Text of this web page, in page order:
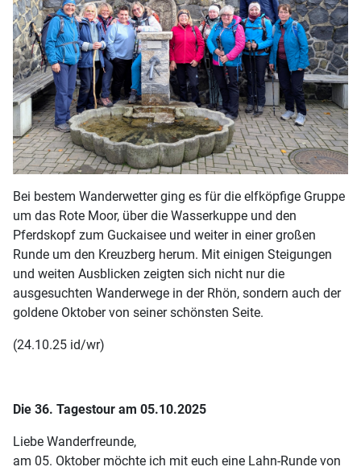
Bei bestem Wanderwetter ging es für die elfköpfige Gruppe
um das Rote Moor, über die Wasserkuppe und den
Pferdskopf zum Guckaisee und weiter in einer großen
Runde um den Kreuzberg herum. Mit einigen Steigungen
und weiten Ausblicken zeigten sich nicht nur die
ausgesuchten Wanderwege in der Rhön, sondern auch der
goldene Oktober von seiner schönsten Seite.
(24.10.25 id/wr)
Die 36. Tagestour am 05.10.2025
Liebe Wanderfreunde,
am 05. Oktober möchte ich mit euch eine Lahn-Runde von